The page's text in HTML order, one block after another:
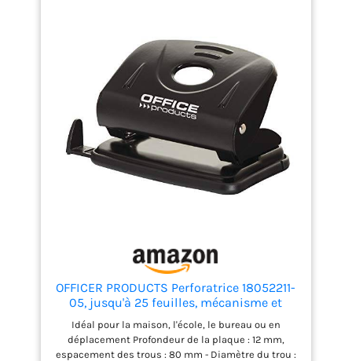
Désactivez le
mouvement d'impact
pour pouvoir percer
dans le bois ou l'acier
Livré avec : PBH 2500
OFFICER PRODUCTS Perforatrice 18052211-
05, jusqu'à 25 feuilles, mécanisme et
boîtier en métal, bras en plastique (ABS),
couleur: noir, capuchon en plastique
antidérapant pour la base
Idéal pour la maison, l'école, le bureau ou en
déplacement Profondeur de la plaque : 12 mm,
espacement des trous : 80 mm - Diamètre du trou :